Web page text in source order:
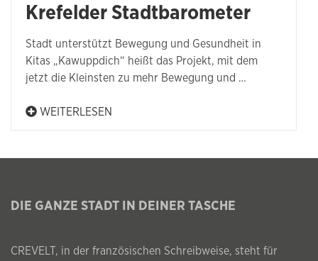
Krefelder Stadtbarometer
Stadt unterstützt Bewegung und Gesundheit in
Kitas „Kawuppdich“ heißt das Projekt, mit dem
jetzt die Kleinsten zu mehr Bewegung und …
WEITERLESEN
DIE GANZE STADT IN DEINER TASCHE
CREVELT, in der französischen Schreibweise, steht für